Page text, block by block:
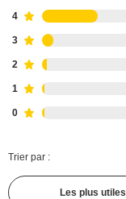
4
3
2
1
0
Trier par :
Les plus utiles